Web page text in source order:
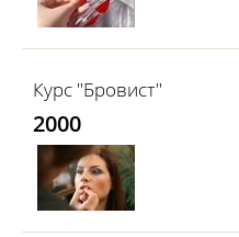
Курс "Бровист"
2000